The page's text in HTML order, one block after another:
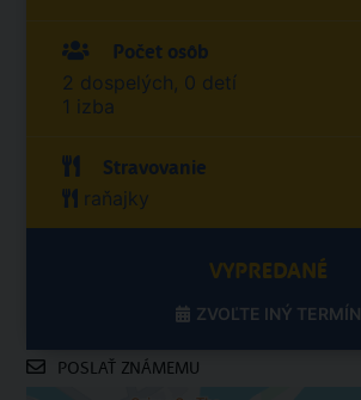
Počet osôb
2 dospelých, 0 detí
1 izba
Stravovanie
raňajky
VYPREDANÉ
ZVOĽTE INÝ TERMÍN
POSLAŤ ZNÁMEMU